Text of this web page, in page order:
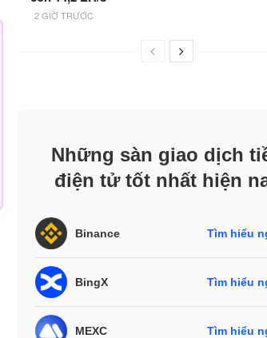
2 GIỜ TRƯỚC
Những sàn giao dịch
điện tử tốt nhất hiện
Binance Tìm hiểu
BingX Tìm hiểu
MEXC Tìm hiểu